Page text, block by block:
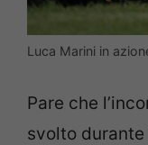
Luca Marini in
Pare che
svolto